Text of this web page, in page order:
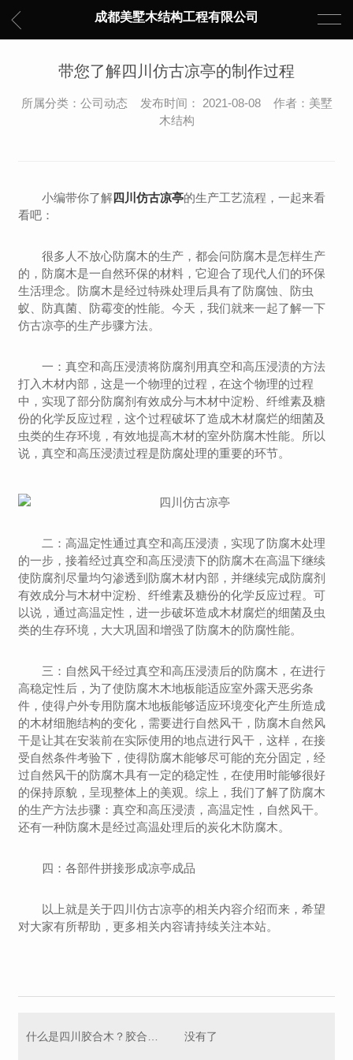
成都美墅木结构工程有限公司
带您了解四川仿古凉亭的制作过程
所属分类：公司动态 发布时间： 2021-08-08 作者：美墅
木结构
小编带你了解四川仿古凉亭的生产工艺流程，一起来看
看吧：
很多人不放心防腐木的生产，都会问防腐木是怎样生产
的，防腐木是一自然环保的材料，它迎合了现代人们的环保
生活理念。防腐木是经过特殊处理后具有了防腐蚀、防虫
蚁、防真菌、防霉变的性能。今天，我们就来一起了解一下
仿古凉亭的生产步骤方法。
一：真空和高压浸渍将防腐剂用真空和高压浸渍的方法
打入木材内部，这是一个物理的过程，在这个物理的过程
中，实现了部分防腐剂有效成分与木材中淀粉、纤维素及糖
份的化学反应过程，这个过程破坏了造成木材腐烂的细菌及
虫类的生存环境，有效地提高木材的室外防腐木性能。所以
说，真空和高压浸渍过程是防腐处理的重要的环节。
二：高温定性通过真空和高压浸渍，实现了防腐木处理
的一步，接着经过真空和高压浸渍下的防腐木在高温下继续
使防腐剂尽量均匀渗透到防腐木材内部，并继续完成防腐剂
有效成分与木材中淀粉、纤维素及糖份的化学反应过程。可
以说，通过高温定性，进一步破坏造成木材腐烂的细菌及虫
类的生存环境，大大巩固和增强了防腐木的防腐性能。
三：自然风干经过真空和高压浸渍后的防腐木，在进行
高稳定性后，为了使防腐木木地板能适应室外露天恶劣条
件，使得户外专用防腐木地板能够适应环境变化产生所造成
的木材细胞结构的变化，需要进行自然风干，防腐木自然风
干是让其在安装前在实际使用的地点进行风干，这样，在接
受自然条件考验下，使得防腐木能够尽可能的充分固定，经
过自然风干的防腐木具有一定的稳定性，在使用时能够很好
的保持原貌，呈现整体上的美观。综上，我们了解了防腐木
的生产方法步骤：真空和高压浸渍，高温定性，自然风干。
还有一种防腐木是经过高温处理后的炭化木防腐木。
四：各部件拼接形成凉亭成品
以上就是关于四川仿古凉亭的相关内容介绍而来，希望
对大家有所帮助，更多相关内容请持续关注本站。
没有了